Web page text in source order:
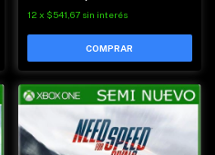
12 x $541,67 sin interés